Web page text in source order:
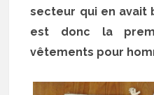
secteur qui en avait
est donc la
vêtements pour